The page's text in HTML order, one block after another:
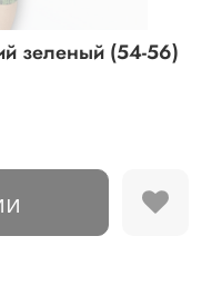
зеленый (54-56)